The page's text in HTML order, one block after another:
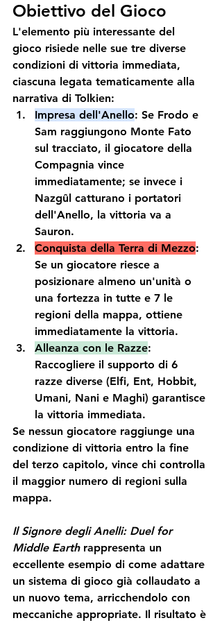
Obiettivo del Gioco
L'elemento più interessante del
gioco risiede nelle sue tre diverse
condizioni di vittoria immediata,
ciascuna legata tematicamente alla
narrativa di Tolkien:
Impresa dell'Anello: Se Frodo e
Sam raggiungono Monte Fato
sul tracciato, il giocatore della
Compagnia vince
immediatamente; se invece i
Nazgûl catturano i portatori
dell'Anello, la vittoria va a
Sauron.
Conquista della Terra di Mezzo:
Se un giocatore riesce a
posizionare almeno un'unità o
una fortezza in tutte e 7 le
regioni della mappa, ottiene
immediatamente la vittoria.
Alleanza con le Razze:
Raccogliere il supporto di 6
razze diverse (Elfi, Ent, Hobbit,
Umani, Nani e Maghi) garantisce
la vittoria immediata.
Se nessun giocatore raggiunge una
condizione di vittoria entro la fine
del terzo capitolo, vince chi controlla
il maggior numero di regioni sulla
mappa.
Il Signore degli Anelli: Duel for
Middle Earth rappresenta un
eccellente esempio di come adattare
un sistema di gioco già collaudato a
un nuovo tema, arricchendolo con
meccaniche appropriate. Il risultato è